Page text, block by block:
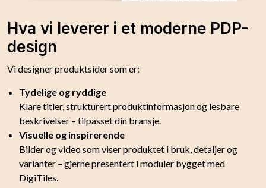
Hva vi leverer i et moderne PDP-
design
Vi designer produktsider som er:
Tydelige og ryddige
Klare titler, strukturert produktinformasjon og lesbare
beskrivelser – tilpasset din bransje.
Visuelle og inspirerende
Bilder og video som viser produktet i bruk, detaljer og
varianter – gjerne presentert i moduler bygget med
DigiTiles.